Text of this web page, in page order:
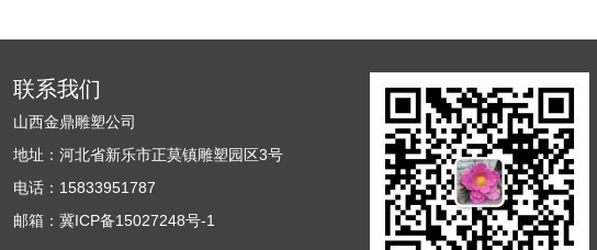
联系我们
山西金鼎雕塑公司
地址：河北省新乐市正莫镇雕塑园区3号
电话：15833951787
邮箱：冀ICP备15027248号-1